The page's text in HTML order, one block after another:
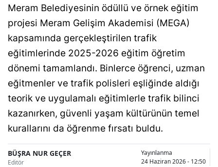
Aydın
Balıkesir
Bilecik
Bingöl
Bitlis
Bolu
Bursa
Meram Belediyesinin ödüllü ve örnek eğitim
projesi Meram Gelişim Akademisi (MEGA)
kapsamında gerçekleştirilen trafik
eğitimlerinde 2025-2026 eğitim öğretim
dönemi tamamlandı. Binlerce öğrenci, uzman
eğitmenler ve trafik polisleri eşliğinde aldığı
teorik ve uygulamalı eğitimlerle trafik bilinci
kazanırken, güvenli yaşam kültürünün temel
kurallarını da öğrenme fırsatı buldu.
BÜŞRA NUR GEÇER
Editör
Yayınlanma
24 Haziran 2026 - 12:50